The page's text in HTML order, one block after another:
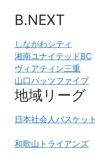
B.NEXT
しながわシティ
湘南ユナイテッドBC
ヴィアティン三重
山口パッツファイブ
地域リーグ
日本社会人バスケッ
和歌山トライアンズ